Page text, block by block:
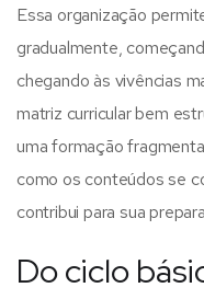
Essa organização
gradualmente,
chegando às vivências
matriz curricular bem
uma formação
como os conteúdos se
contribui para sua
Do ciclo